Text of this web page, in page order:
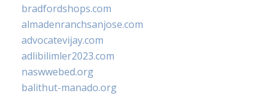
bradfordshops.com
almadenranchsanjose.com
advocatevijay.com
adlibilimler2023.com
naswwebed.org
balithut-manado.org